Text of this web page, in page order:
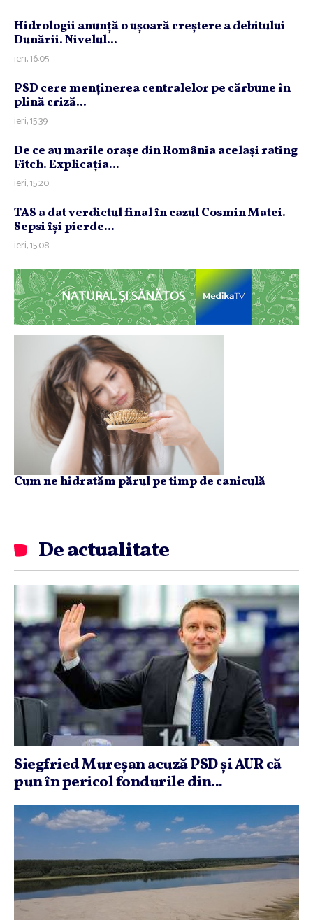
Hidrologii anunţă o uşoară creştere a debitului
Dunării. Nivelul...
ieri, 16:05
PSD cere menţinerea centralelor pe cărbune în
plină criză...
ieri, 15:39
De ce au marile oraşe din România acelaşi rating
Fitch. Explicaţia...
ieri, 15:20
TAS a dat verdictul final în cazul Cosmin Matei.
Sepsi îşi pierde...
ieri, 15:08
NATURAL ȘI SĂNĂTOS
Cum ne hidratăm părul pe timp de caniculă
De actualitate
Siegfried Mureşan acuză PSD şi AUR că
pun în pericol fondurile din...